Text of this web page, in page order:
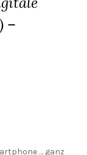
–
… ganz